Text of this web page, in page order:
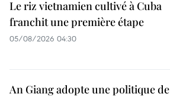
Le riz vietnamien cultivé à Cuba
franchit une première étape
05/08/2026 04:30
An Giang adopte une politique de